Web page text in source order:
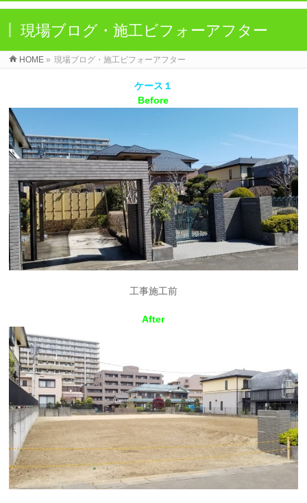
現場ブログ・施工ビフォーアフター
HOME » 現場ブログ・施工ビフォーアフター
ケース１
Before
工事施工前
After